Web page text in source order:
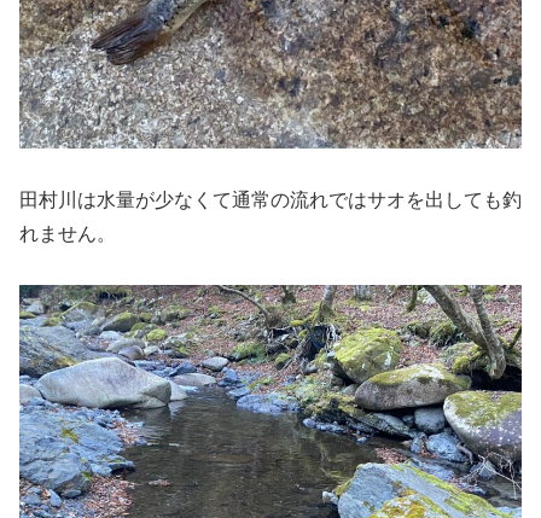
田村川は水量が少なくて通常の流れではサオを出しても釣
れません。